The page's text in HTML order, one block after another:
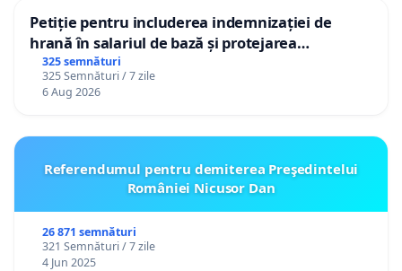
Petiție pentru includerea indemnizației de
hrană în salariul de bază și protejarea
gradațiilor de vechime pentru asistenții
personali
325 semnături
325 Semnături / 7 zile
6 Aug 2026
Referendumul pentru demiterea Preşedintelui
României Nicusor Dan
26 871 semnături
321 Semnături / 7 zile
4 Jun 2025